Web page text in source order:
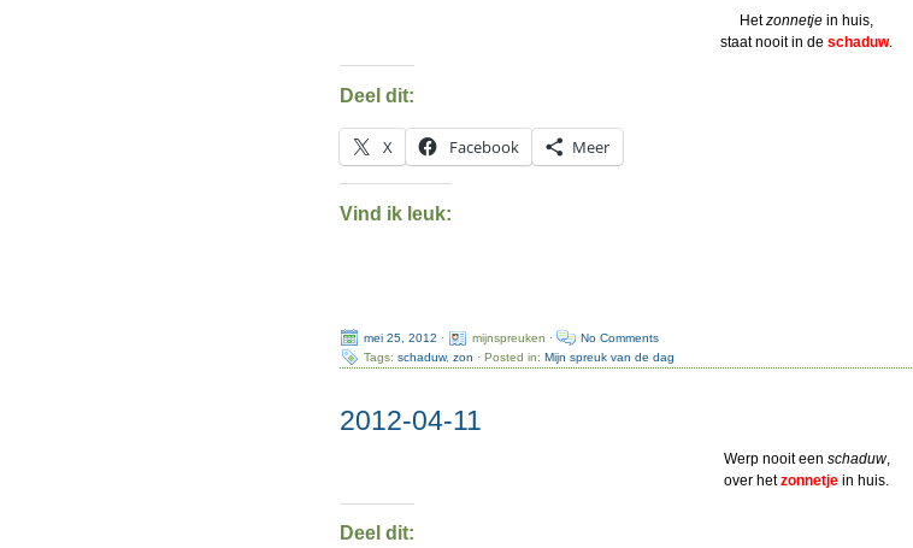
Hetzonnetje in huis,
staat nooit in deschaduw.
Deel dit:
X Facebook Meer
Vind ik leuk:
mei 25, 2012 · mijnspreuken ·
No Comments
Tags:schaduw,zon · Posted in:Mijn spreuk van de dag
2012-04-11
Werp nooit een schaduw,
over hetzonnetje in huis.
Deel dit: